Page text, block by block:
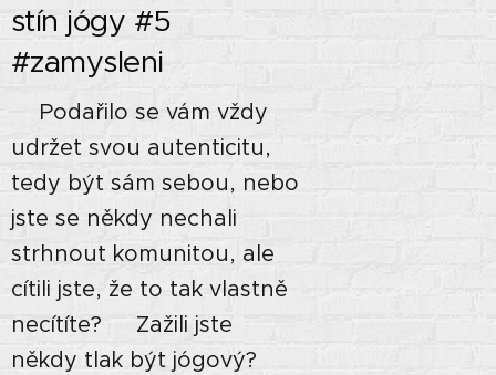
stín jógy #5
#zamysleni
⭐Podařilo se vám vždy
udržet svou autenticitu,
tedy být sám sebou, nebo
jste se někdy nechali
strhnout komunitou, ale
cítili jste, že to tak vlastně
necítíte? ⭐Zažili jste
někdy tlak být jógový?